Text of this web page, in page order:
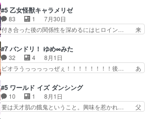
い筈のガブちゃん、アキオの… 色々とひっかけが
あって、最終的に嫌な終わ… ゴンゾウが従える大
量のツガイに何事かと思…
タイの妃になってもその心は晴れず、モ… ドレゲ
ネの過去、宝石だった彼女が人になり… ドレゲネ
の過去、、辛かった、、あのジャタ… 年上旦那が
良い人でも、女は宝石でただ笑っ… ダイルの儀式
過去には同情の言葉しか…シ… 奥様に悲しい過
去…萌え袖が可愛いね、と思… ドレゲネとシタ
ラ、2人だけの同盟が結成さ…
#5 乙女怪獣キャラメリゼ
83 1
7月30日
付き合った後の関係性を深めるにはヒロイン… 来
とメスってて何この可愛い生物。クラス… 付き合
い始めたら始めたでまた違った悩みが… と一歩ず
つ踏み出す黒絵ちゃん微笑ま新汰の… ツインテー
ルが可愛いお茶目な妹ちゃんです… しかも過去も
らっしゃるからかしらお顔が… 黒絵「怪獣に憧れ
るのはいいけど自分自身が… 素の自分はどちらな
のかはまだ不明だが見せ…
#7 バンドリ！ ゆめ∞みた
32 4
8月1日
ビオラうっっっっっぜぇ！！！！！！！！後… あ
ラが悪魔すぎて気分が悪くなってきたこ… 声優ま
とめました(７話まで)仲町あられ/… ビオラの策略
がバッチリ嵌って最高wwwこ… 自信あれば評価
なんて気にしないし、充実し… ・バーチャルだけ
#5 ワールド イズ ダンシング
10 1
8月1日
要は天才肌の餓鬼ということ。興味を惹かれ… 父